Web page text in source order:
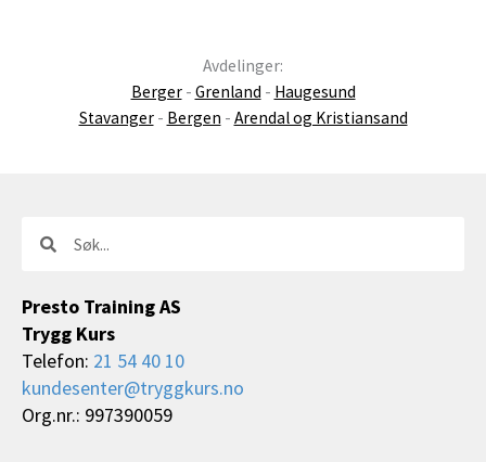
Avdelinger:
Berger- Grenland - Haugesund
Stavanger- Bergen - Arendal og Kristiansand
Presto Training AS
Trygg Kurs
Telefon: 21 54 40 10
kundesenter@tryggkurs.no
Org.nr.: 997390059